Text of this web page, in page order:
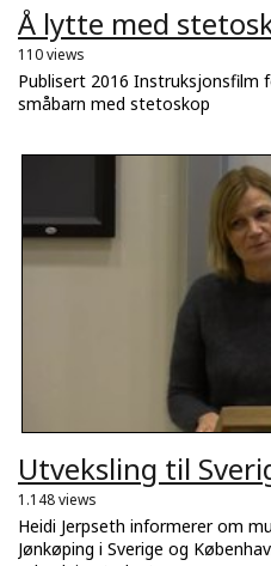
Å lytte med
110 views
Publisert 2016 Instruksjonsfilm
småbarn med stetoskop
Utveksling til
1.148 views
Heidi Jerpseth informerer om
Jønkøping i Sverige og